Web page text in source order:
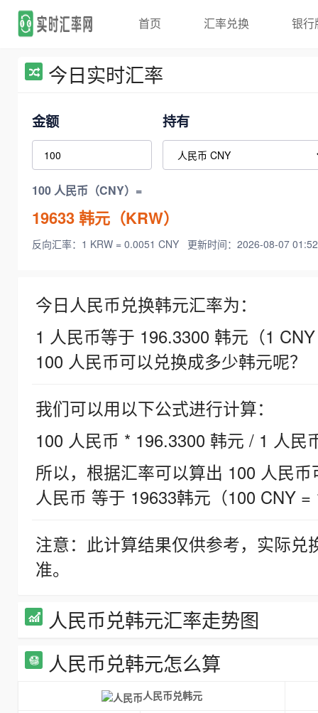
首页 汇率兑换 银行
今日实时汇率
金额 持有
100 人民币（CNY）=
19633韩元（KRW）
反向汇率：1 KRW = 0.0051 CNY 更新时间：2026-08-07
今日人民币兑换韩元汇率为：
1 人民币等于 196.3300 韩元（1
100 人民币可以兑换成多少韩元呢？
我们可以用以下公式进行计算：
100 人民币 * 196.3300 韩元 / 1 人民
所以，根据汇率可以算出 100 人民
人民币 等于 19633韩元（100 CNY =
注意：此计算结果仅供参考，实际
准。
人民币兑韩元汇率走势图
人民币兑韩元怎么算
人民币兑韩元